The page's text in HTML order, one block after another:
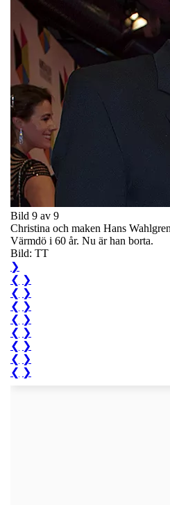
Bild 9 av 9
Christina och maken Hans
Värmdö i 60 år. Nu är han borta.
Bild: TT
❯
❮ ❯
❮ ❯
❮ ❯
❮ ❯
❮ ❯
❮ ❯
❮ ❯
❮ ❯